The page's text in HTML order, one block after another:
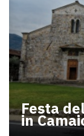
Festa
in